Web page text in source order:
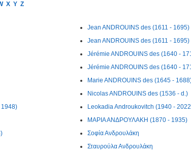
X Y Z
1948)
Jean ANDROUINS des (1611 - 1695)
Jean ANDROUINS des (1611 - 1695)
Jérémie ANDROUINS des (1640 -
Jérémie ANDROUINS des (1640 -
Marie ANDROUINS des (1645 -
Nicolas ANDROUINS des (1536 - d.)
Leokadia Androukovitch (1940 -
ΜΑΡΙΑ ΑΝΔΡΟΥΛΑΚΗ (1870 - 1935)
Σοφία Ανδρουλάκη
Σταυρούλα Ανδρουλάκη